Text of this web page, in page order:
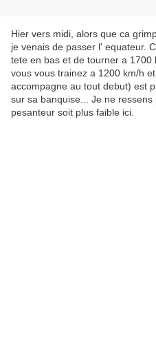
Hier vers midi, alors que ca
je venais de passer l' equateur.
tete en bas et de tourner a 1700
vous vous trainez a 1200 km/h
accompagne au tout debut) est
sur sa banquise... Je ne
pesanteur soit plus faible ici.